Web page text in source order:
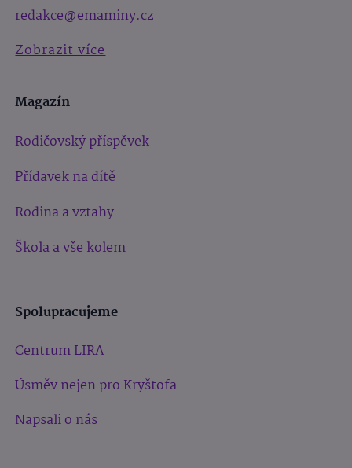
redakce@emaminy.cz
Zobrazit více
Magazín
Rodičovský příspěvek
Přídavek na dítě
Rodina a vztahy
Škola a vše kolem
Spolupracujeme
Centrum LIRA
Úsměv nejen pro Kryštofa
Napsali o nás